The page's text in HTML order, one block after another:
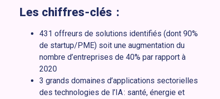
Les chiffres-clés :
431 offreurs de solutions identifiés (dont 90%
de startup/PME) soit une augmentation du
nombre d’entreprises de 40% par rapport à
2020
3 grands domaines d’applications sectorielles
des technologies de l’IA : santé, énergie et